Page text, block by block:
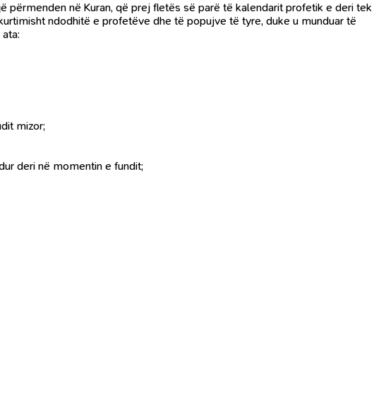
në Kuran, që prej fletës së parë të kalendarit profetik e deri tek
ndodhitë e profetëve dhe të popujve të tyre, duke u munduar të
mizor;
deri në momentin e fundit;